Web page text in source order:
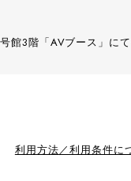
館3階「AVブース」にて
利用方法／利用条件に